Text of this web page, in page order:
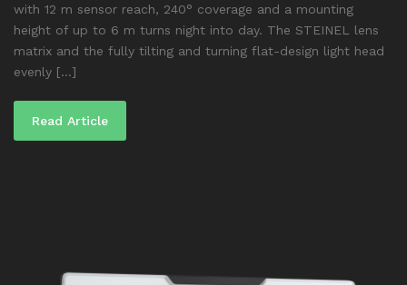
with 12 m sensor reach, 240° coverage and a mounting
height of up to 6 m turns night into day. The STEINEL lens
matrix and the fully tilting and turning flat-design light head
evenly [...]
Read Article